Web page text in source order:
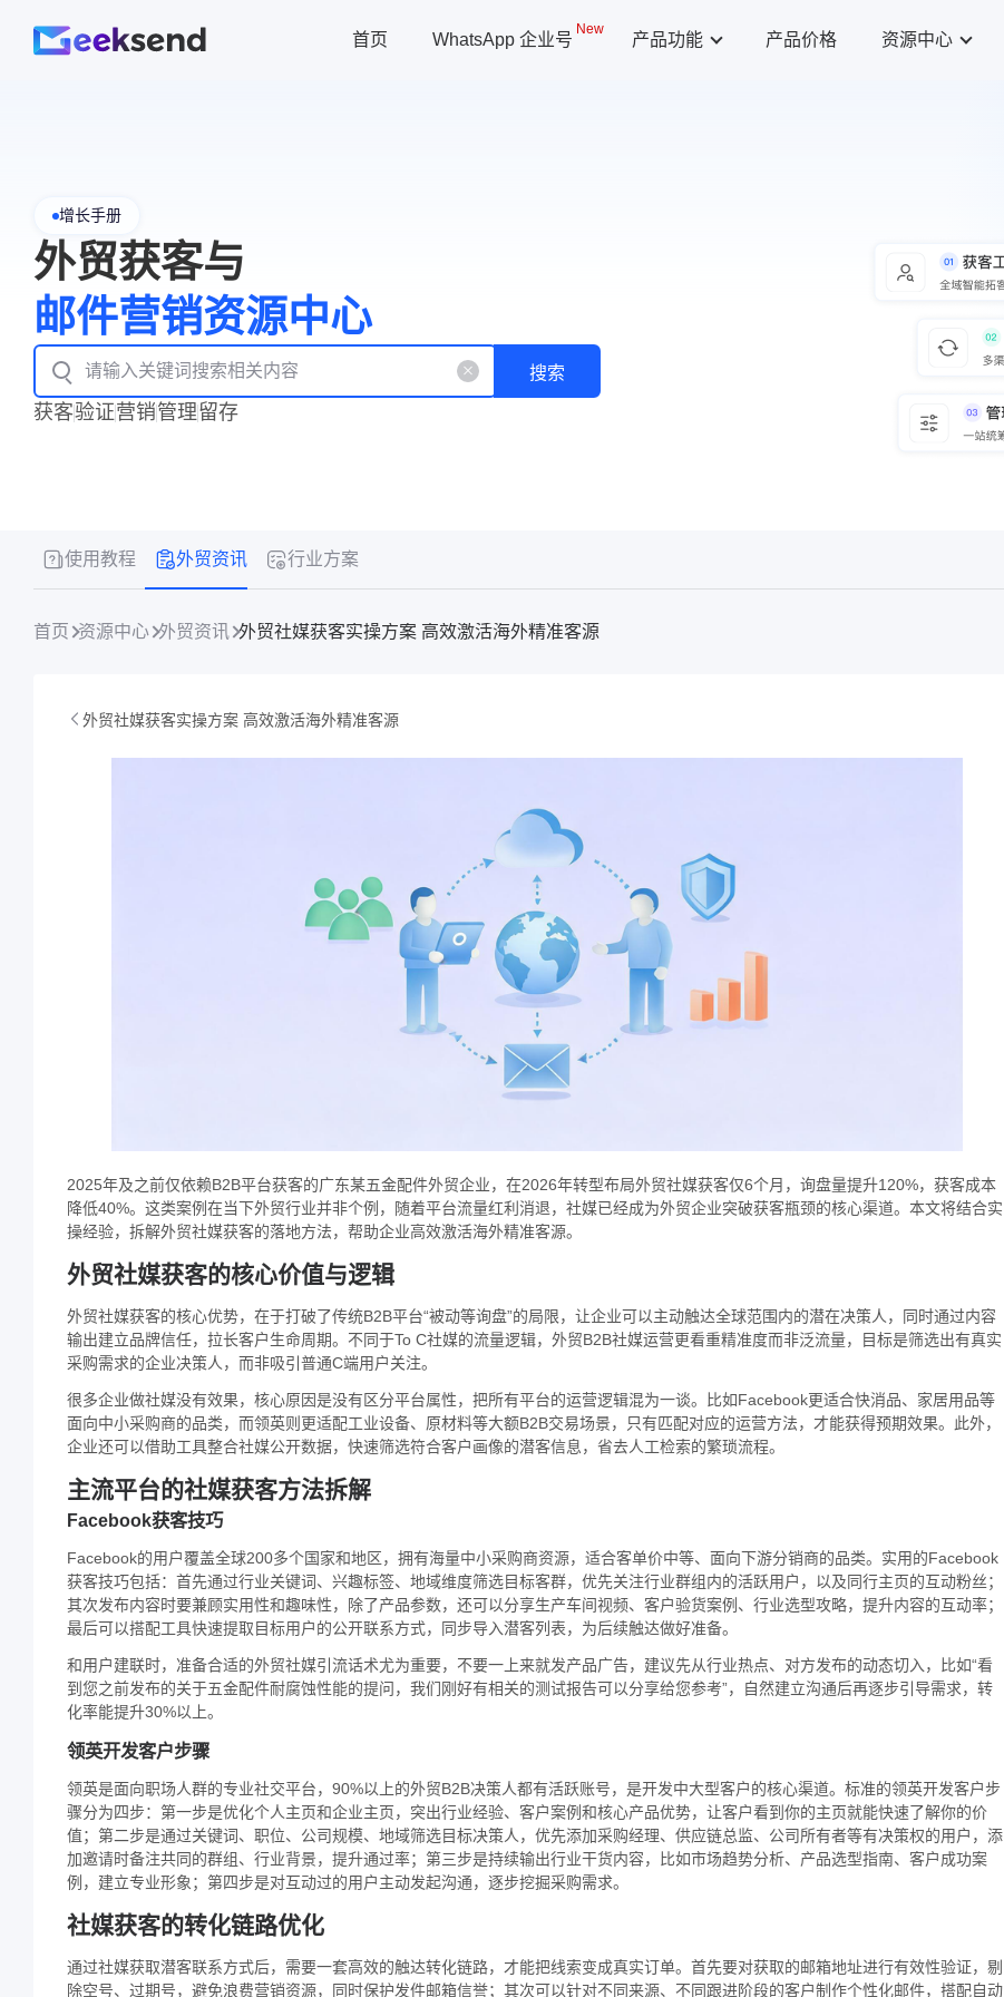
首页 WhatsApp 企业号
New
产品功能 产品价格 资源中心
增长手册
外贸获客与
邮件营销资源中心
搜索
获客验证营销管理留存
使用教程 外贸资讯 行业方案
首页 资源中心 外贸资讯 外贸社媒获客实操方案 高效激活海外精准客源
外贸社媒获客实操方案 高效激活海外精准客源
2025年及之前仅依赖B2B平台获客的广东某五金配件外贸企业，在2026年转型布局外贸社媒获客仅6个月，询盘量提升120%，获客成本
降低40%。这类案例在当下外贸行业并非个例，随着平台流量红利消退，社媒已经成为外贸企业突破获客瓶颈的核心渠道。本文将结合实
操经验，拆解外贸社媒获客的落地方法，帮助企业高效激活海外精准客源。
外贸社媒获客的核心价值与逻辑
外贸社媒获客的核心优势，在于打破了传统B2B平台“被动等询盘”的局限，让企业可以主动触达全球范围内的潜在决策人，同时通过内容
输出建立品牌信任，拉长客户生命周期。不同于To C社媒的流量逻辑，外贸B2B社媒运营更看重精准度而非泛流量，目标是筛选出有真实
采购需求的企业决策人，而非吸引普通C端用户关注。
很多企业做社媒没有效果，核心原因是没有区分平台属性，把所有平台的运营逻辑混为一谈。比如Facebook更适合快消品、家居用品等
面向中小采购商的品类，而领英则更适配工业设备、原材料等大额B2B交易场景，只有匹配对应的运营方法，才能获得预期效果。此外，
企业还可以借助工具整合社媒公开数据，快速筛选符合客户画像的潜客信息，省去人工检索的繁琐流程。
主流平台的社媒获客方法拆解
Facebook获客技巧
Facebook的用户覆盖全球200多个国家和地区，拥有海量中小采购商资源，适合客单价中等、面向下游分销商的品类。实用的Facebook
获客技巧包括：首先通过行业关键词、兴趣标签、地域维度筛选目标客群，优先关注行业群组内的活跃用户，以及同行主页的互动粉丝；
其次发布内容时要兼顾实用性和趣味性，除了产品参数，还可以分享生产车间视频、客户验货案例、行业选型攻略，提升内容的互动率；
最后可以搭配工具快速提取目标用户的公开联系方式，同步导入潜客列表，为后续触达做好准备。
和用户建联时，准备合适的外贸社媒引流话术尤为重要，不要一上来就发产品广告，建议先从行业热点、对方发布的动态切入，比如“看
到您之前发布的关于五金配件耐腐蚀性能的提问，我们刚好有相关的测试报告可以分享给您参考”，自然建立沟通后再逐步引导需求，转
化率能提升30%以上。
领英开发客户步骤
领英是面向职场人群的专业社交平台，90%以上的外贸B2B决策人都有活跃账号，是开发中大型客户的核心渠道。标准的领英开发客户步
骤分为四步：第一步是优化个人主页和企业主页，突出行业经验、客户案例和核心产品优势，让客户看到你的主页就能快速了解你的价
值；第二步是通过关键词、职位、公司规模、地域筛选目标决策人，优先添加采购经理、供应链总监、公司所有者等有决策权的用户，添
加邀请时备注共同的群组、行业背景，提升通过率；第三步是持续输出行业干货内容，比如市场趋势分析、产品选型指南、客户成功案
例，建立专业形象；第四步是对互动过的用户主动发起沟通，逐步挖掘采购需求。
社媒获客的转化链路优化
通过社媒获取潜客联系方式后，需要一套高效的触达转化链路，才能把线索变成真实订单。首先要对获取的邮箱地址进行有效性验证，剔
除空号、过期号，避免浪费营销资源，同时保护发件邮箱信誉；其次可以针对不同来源、不同跟进阶段的客户制作个性化邮件，搭配自动